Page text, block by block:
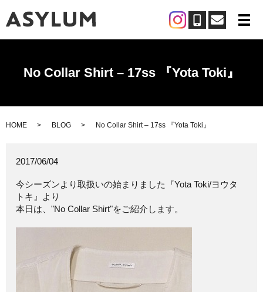
メ
No Collar Shirt – 17ss 『Yota Toki』
HOME BLOG No Collar Shirt – 17ss 『Yota Toki』
2017/06/04
今シーズンより取扱いの始まりました『Yota Toki/ヨウタ
トキ』より
本日は、"No Collar Shirt"をご紹介します。